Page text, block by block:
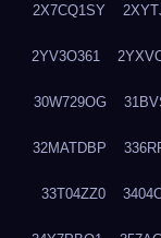
2X7CQ1SY
2YV3O361
30W729OG
32MATDBP
33T04ZZ0